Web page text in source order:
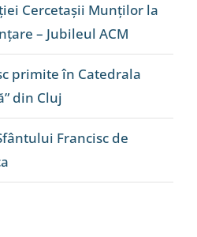
Cercetașii Munților la
– Jubileul ACM
primite în Catedrala
din Cluj
Francisc de